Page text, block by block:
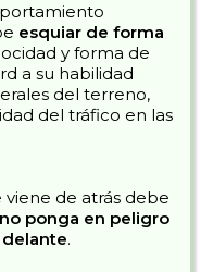
esquiar de forma
y forma de
a su habilidad
del terreno,
del tráfico en las
de atrás debe
ponga en peligro
.